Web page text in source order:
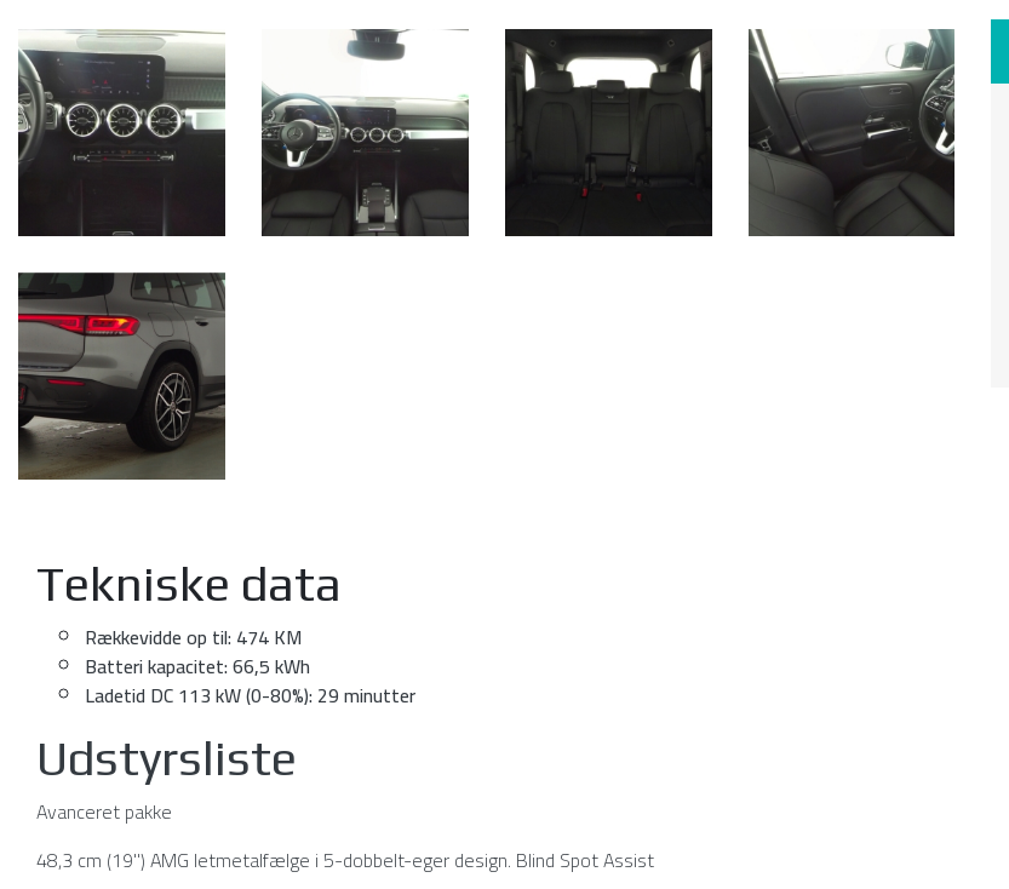
Tekniske data
Rækkevidde op til: 474 KM
Batteri kapacitet: 66,5 kWh
Ladetid DC 113 kW (0-80%): 29 minutter
Udstyrsliste
Avanceret pakke
48,3 cm (19") AMG letmetalfælge i 5-dobbelt-eger design. Blind Spot Assist